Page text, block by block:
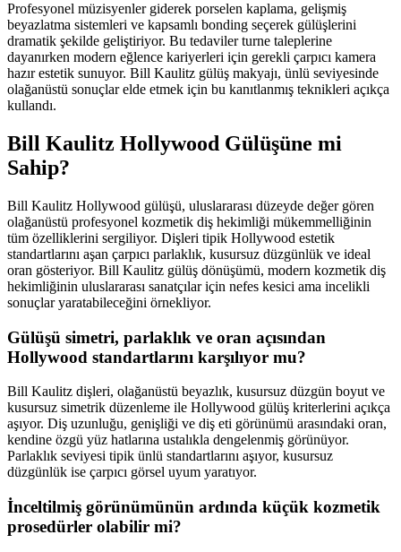
Profesyonel müzisyenler giderek porselen kaplama, gelişmiş
beyazlatma sistemleri ve kapsamlı bonding seçerek gülüşlerini
dramatik şekilde geliştiriyor. Bu tedaviler turne taleplerine
dayanırken modern eğlence kariyerleri için gerekli çarpıcı kamera
hazır estetik sunuyor. Bill Kaulitz gülüş makyajı, ünlü seviyesinde
olağanüstü sonuçlar elde etmek için bu kanıtlanmış teknikleri açıkça
kullandı.
Bill Kaulitz Hollywood Gülüşüne mi
Sahip?
Bill Kaulitz Hollywood gülüşü, uluslararası düzeyde değer gören
olağanüstü profesyonel kozmetik diş hekimliği mükemmelliğinin
tüm özelliklerini sergiliyor. Dişleri tipik Hollywood estetik
standartlarını aşan çarpıcı parlaklık, kusursuz düzgünlük ve ideal
oran gösteriyor. Bill Kaulitz gülüş dönüşümü, modern kozmetik diş
hekimliğinin uluslararası sanatçılar için nefes kesici ama incelikli
sonuçlar yaratabileceğini örnekliyor.
Gülüşü simetri, parlaklık ve oran açısından
Hollywood standartlarını karşılıyor mu?
Bill Kaulitz dişleri, olağanüstü beyazlık, kusursuz düzgün boyut ve
kusursuz simetrik düzenleme ile Hollywood gülüş kriterlerini açıkça
aşıyor. Diş uzunluğu, genişliği ve diş eti görünümü arasındaki oran,
kendine özgü yüz hatlarına ustalıkla dengelenmiş görünüyor.
Parlaklık seviyesi tipik ünlü standartlarını aşıyor, kusursuz
düzgünlük ise çarpıcı görsel uyum yaratıyor.
İnceltilmiş görünümünün ardında küçük kozmetik
prosedürler olabilir mi?